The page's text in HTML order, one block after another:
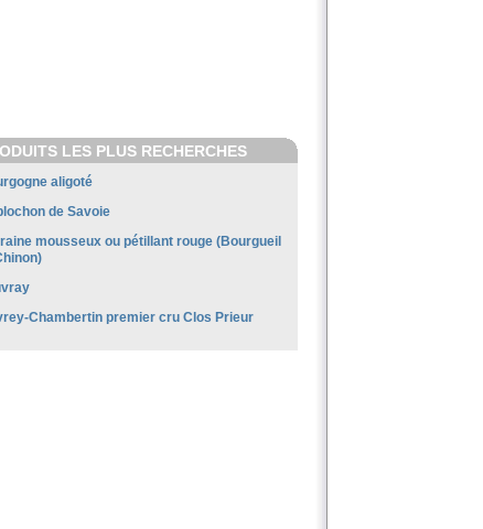
LES PLUS RECHERCHES
aligoté
de Savoie
mousseux ou pétillant rouge (Bourgueil
Chambertin premier cru Clos Prieur